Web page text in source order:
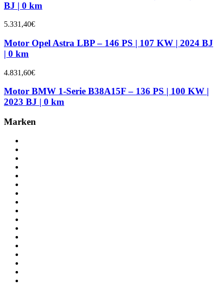
BJ | 0 km
5.331,40€
Motor Opel Astra LBP – 146 PS | 107 KW | 2024 BJ
| 0 km
4.831,60€
Motor BMW 1-Serie B38A15F – 136 PS | 100 KW |
2023 BJ | 0 km
Marken